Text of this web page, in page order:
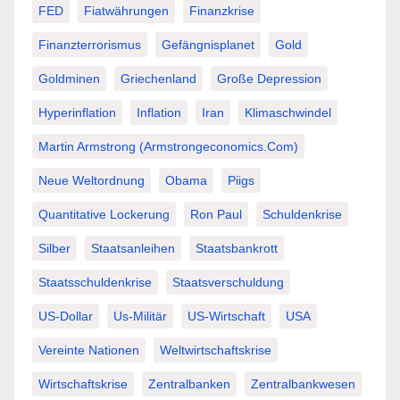
FED Fiatwährungen Finanzkrise
Finanzterrorismus Gefängnisplanet Gold
Goldminen Griechenland Große Depression
Hyperinflation Inflation Iran Klimaschwindel
Martin Armstrong (Armstrongeconomics.com)
Neue Weltordnung Obama Piigs
Quantitative Lockerung Ron Paul Schuldenkrise
Silber Staatsanleihen Staatsbankrott
Staatsschuldenkrise Staatsverschuldung
US-Dollar Us-Militär US-Wirtschaft USA
Vereinte Nationen Weltwirtschaftskrise
Wirtschaftskrise Zentralbanken Zentralbankwesen